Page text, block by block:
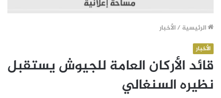
الرئيسية /الأخبار
الأخبار
قائد الأركان العامة للجيوش يستقبل
نظيره السنغالي